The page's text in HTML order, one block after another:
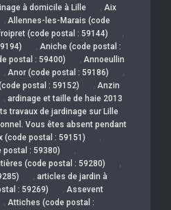
à domicile à Lille , Aix
, Allennes-les-Marais (code
(code postal : 59144) ,
, Aniche (code postal :
postal : 59400) , Annoeullin
, Anor (code postal : 59186) ,
postal : 59152) , Anzin
, ardinage et taille de haie 2013
travaux de jardinage sur Lille
Vous êtes absent pendant
(code postal : 59151) ,
: 59380) ,
(code postal : 59280) ,
, articles de jardin à
: 59269) , Assevent
, Attiches (code postal :